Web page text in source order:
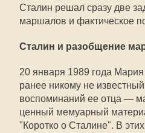
Сталин решал сразу две
маршалов и фактическое
Сталин и разобщение
20 января 1989 года
ранее никому не
воспоминаний ее отца —
ценный мемуарный
"Коротко о Сталине". В